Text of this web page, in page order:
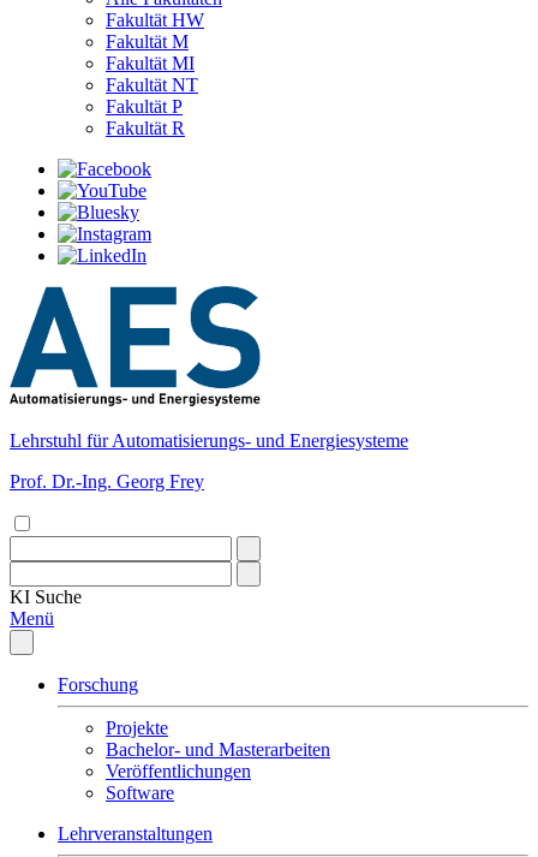
Fakultät HW
Fakultät M
Fakultät MI
Fakultät NT
Fakultät P
Fakultät R
Lehrstuhl für Automatisierungs- und Energiesysteme
Prof. Dr.-Ing. Georg Frey
KI Suche
Menü
Forschung
Projekte
Bachelor- und Masterarbeiten
Veröffentlichungen
Software
Lehrveranstaltungen